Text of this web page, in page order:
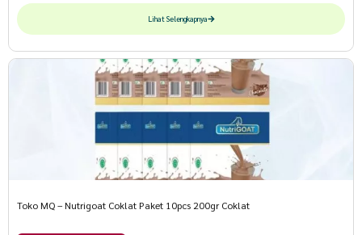
Lihat Selengkapnya
Toko MQ – Nutrigoat Coklat Paket 10pcs 200gr Coklat